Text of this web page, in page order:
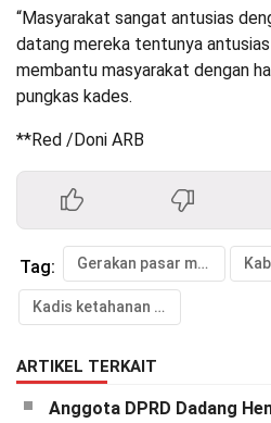
“Masyarakat sangat antusias
datang mereka tentunya
membantu masyarakat dengan
pungkas kades.
**Red /Doni ARB
Tag: Gerakan pasar murah
Kadis ketahanan pangan dan pertanian
ARTIKEL TERKAIT
Anggota DPRD Dadang